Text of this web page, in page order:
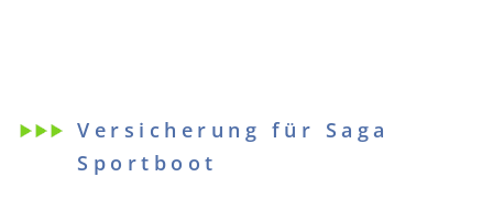
Versicherung für Saga
Sportboot